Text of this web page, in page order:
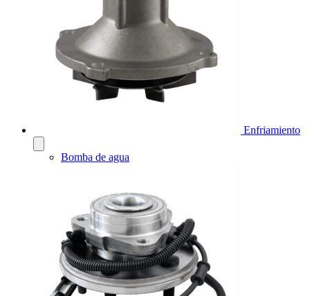
Enfriamiento
Bomba de agua